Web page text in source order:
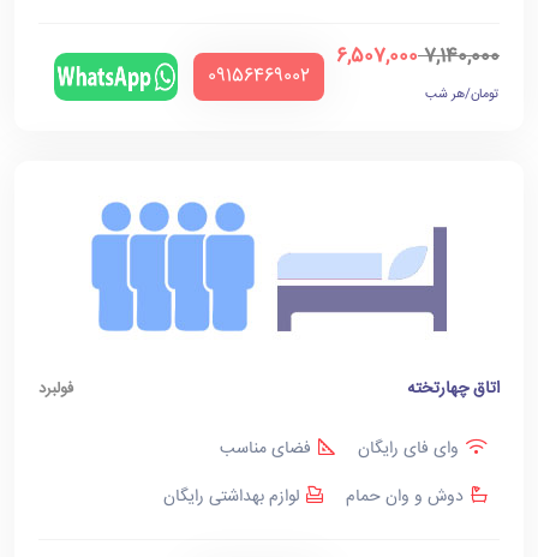
7,140,000
6,507,000
تومان/هر شب
‪09156469002‬
اتاق چهارتخته فولبرد
وای فای رایگان
فضای مناسب
دوش و وان حمام
لوازم بهداشتی رایگان